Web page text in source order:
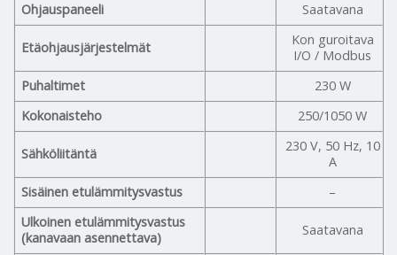
Ohjauspaneeli
Saatavana
Etäohjausjärjestelmät
Kon guroitava
I/O / Modbus
Puhaltimet
230 W
Kokonaisteho
250/1050 W
Sähköliitäntä
230 V, 50 Hz, 10
A
Sisäinen etulämmitysvastus
–
Ulkoinen etulämmitysvastus
(kanavaan asennettava)
Saatavana